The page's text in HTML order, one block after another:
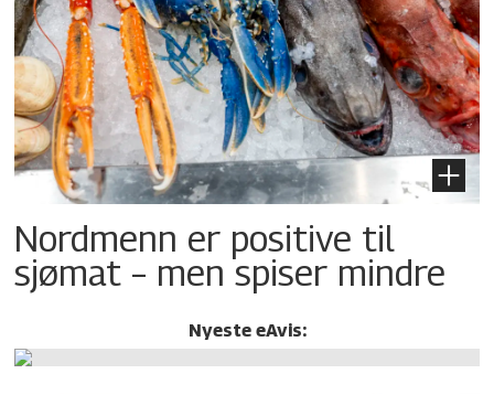
Nordmenn er positive til
sjømat – men spiser mindre
Nyeste eAvis: